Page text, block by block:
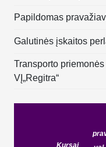
Papildomas
Galutinės įskaitos
Transporto
VĮ„Regitra“
Kursai